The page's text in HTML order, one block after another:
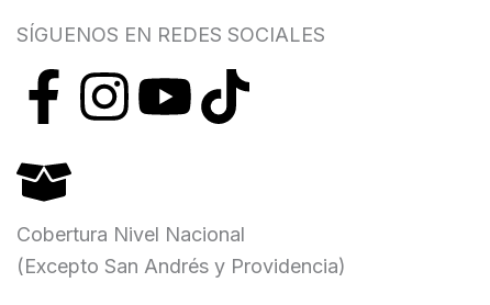
SÍGUENOS EN REDES SOCIALES
F
a
c
e
I
t
Y
t
T
t
Cobertura Nivel Nacional
(Excepto San Andrés y Providencia)